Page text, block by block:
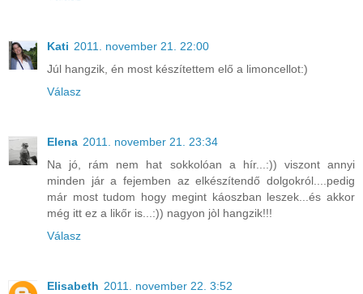
Kati 2011. november 21. 22:00
Júl hangzik, én most készítettem elő a limoncellot:)
Válasz
Elena 2011. november 21. 23:34
Na jó, rám nem hat sokkolóan a hír...:)) viszont annyi
minden jár a fejemben az elkészítendő dolgokról....pedig
már most tudom hogy megint káoszban leszek...és akkor
még itt ez a likőr is...:)) nagyon jòl hangzik!!!
Válasz
Elisabeth 2011. november 22. 3:52